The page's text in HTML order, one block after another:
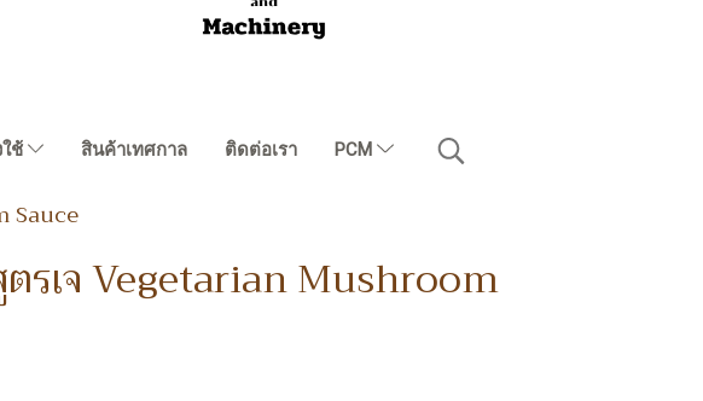
ใช้ สินค้าเทศกาล ติดต่อเรา PCM
Sauce
รเจ Vegetarian Mushroom